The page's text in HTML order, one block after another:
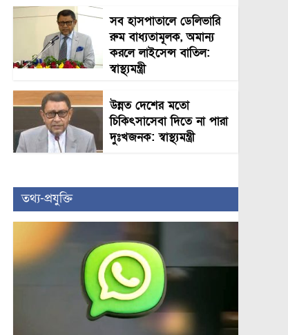
সব হাসপাতালে ডেলিভারি
রুম বাধ্যতামূলক, অমান্য
করলে লাইসেন্স বাতিল:
স্বাস্থ্যমন্ত্রী
উন্নত দেশের মতো
চিকিৎসাসেবা দিতে না পারা
দুঃখজনক: স্বাস্থ্যমন্ত্রী
তথ্য-প্রযুক্তি